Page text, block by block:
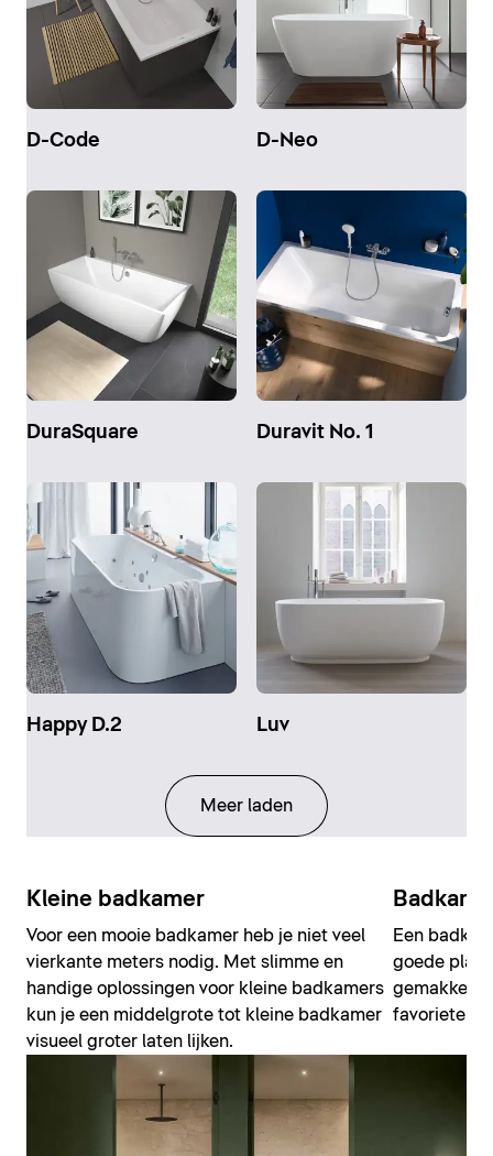
D-Code D-Neo
DuraSquare Duravit No. 1
Happy D.2 Luv
Meer laden
Kleine badkamer
Voor een mooie badkamer heb je niet veel
vierkante meters nodig. Met slimme en
handige oplossingen voor kleine badkamers
kun je een middelgrote tot kleine badkamer
visueel groter laten lijken.
Een
goede
favoriete